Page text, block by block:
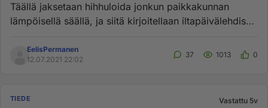
Täällä jaksetaan hihhuloida jonkun paikkakunnan
lämpöisellä säällä, ja siitä kirjoitellaan iltapäivälehdissä
EelisPermanen
12.07.2021 22:02
37 1013 0
TIEDE Vastattu 5v